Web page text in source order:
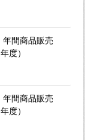
間商品販売
度）
間商品販売
度）